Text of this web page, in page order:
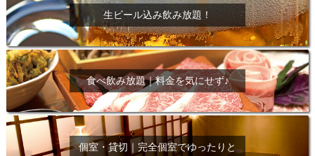
生ビール込み飲み放題！
食べ飲み放題｜料金を気にせず♪
個室・貸切｜完全個室でゆったりと